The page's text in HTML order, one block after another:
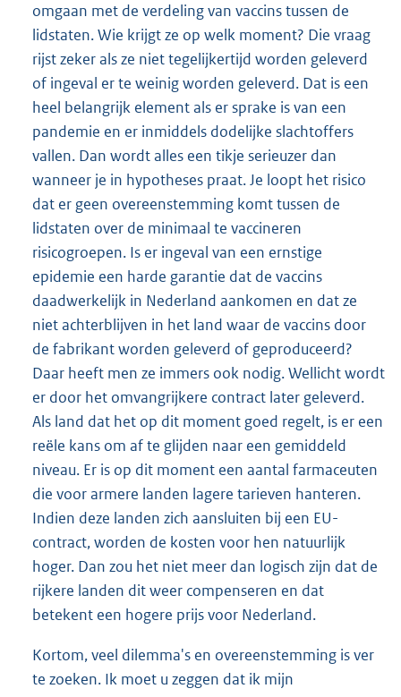
omgaan met de verdeling van vaccins tussen de
lidstaten. Wie krijgt ze op welk moment? Die vraag
rijst zeker als ze niet tegelijkertijd worden geleverd
of ingeval er te weinig worden geleverd. Dat is een
heel belangrijk element als er sprake is van een
pandemie en er inmiddels dodelijke slachtoffers
vallen. Dan wordt alles een tikje serieuzer dan
wanneer je in hypotheses praat. Je loopt het risico
dat er geen overeenstemming komt tussen de
lidstaten over de minimaal te vaccineren
risicogroepen. Is er ingeval van een ernstige
epidemie een harde garantie dat de vaccins
daadwerkelijk in Nederland aankomen en dat ze
niet achterblijven in het land waar de vaccins door
de fabrikant worden geleverd of geproduceerd?
Daar heeft men ze immers ook nodig. Wellicht wordt
er door het omvangrijkere contract later geleverd.
Als land dat het op dit moment goed regelt, is er een
reële kans om af te glijden naar een gemiddeld
niveau. Er is op dit moment een aantal farmaceuten
die voor armere landen lagere tarieven hanteren.
Indien deze landen zich aansluiten bij een EU-
contract, worden de kosten voor hen natuurlijk
hoger. Dan zou het niet meer dan logisch zijn dat de
rijkere landen dit weer compenseren en dat
betekent een hogere prijs voor Nederland.
Kortom, veel dilemma's en overeenstemming is ver
te zoeken. Ik moet u zeggen dat ik mijn